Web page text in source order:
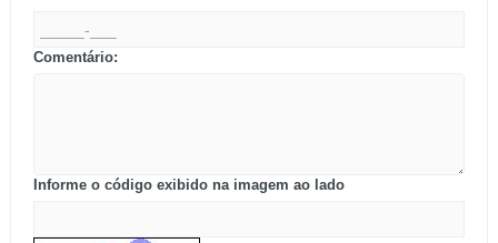
Comentário:
Informe o código exibido na imagem ao lado